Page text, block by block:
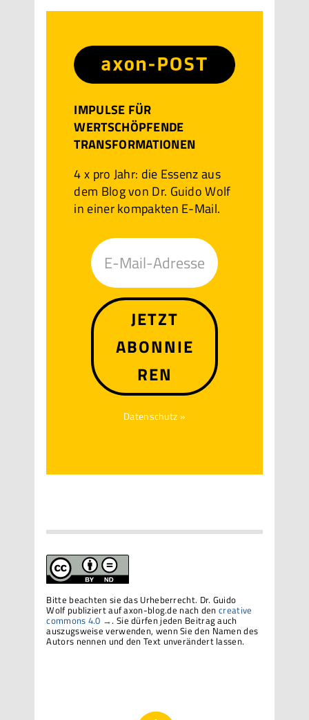
IMPULSE FÜR
WERTSCHÖPFENDE
TRANSFORMATIONEN
4 x pro Jahr: die Essenz aus
dem Blog von Dr. Guido Wolf
in einer kompakten E-Mail.
JETZT
ABONNIE
REN
Datenschutz »
Bitte beachten sie das Urheberrecht. Dr. Guido
Wolf publiziert auf axon-blog.de nach dencreative
commons 4.0 →. Sie dürfen jeden Beitrag auch
auszugsweise verwenden, wenn Sie den Namen des
Autors nennen und den Text unverändert lassen.